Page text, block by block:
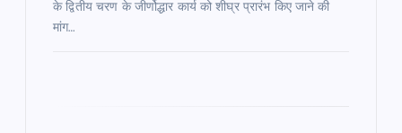
के द्वितीय चरण के जीर्णोद्धार कार्य को शीघ्र प्रारंभ किए जाने की
मांग…